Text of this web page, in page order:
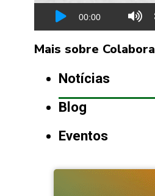
Mais sobre
Notícias
Blog
Eventos